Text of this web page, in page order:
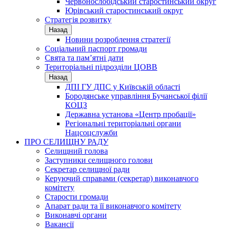
Юрівський старостинський округ
Стратегія розвитку
Назад
Новини розроблення стратегії
Соціальний паспорт громади
Свята та пам’ятні дати
Територіальні підрозділи ЦОВВ
Назад
ДПІ ГУ ДПС у Київській області
Бородянське управління Бучанської філії
КОЦЗ
Державна установа «Центр пробації»
Регіональні територіальні органи
Нацсоцслужби
ПРО СЕЛИЩНУ РАДУ
Селищний голова
Заступники селищного голови
Секретар селищної ради
Керуючий справами (секретар) виконавчого
комітету
Старости громади
Апарат ради та її виконавчого комітету
Виконавчі органи
Вакансії